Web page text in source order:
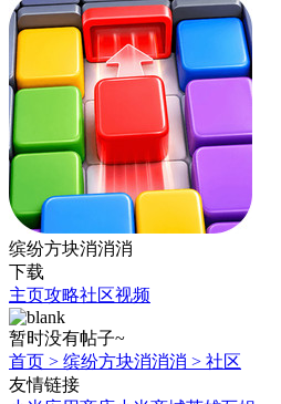
缤纷方块消消消
下载
主页攻略社区视频
暂时没有帖子~
首页 > 缤纷方块消消消 > 社区
友情链接